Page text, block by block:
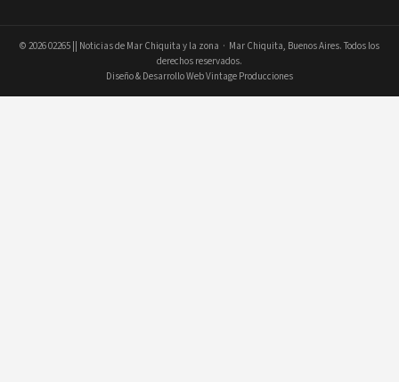
© 202602265 || Noticias de Mar Chiquita y la zona · Mar Chiquita, Buenos Aires. Todos los
derechos reservados.
Diseño & Desarrollo Web Vintage Producciones